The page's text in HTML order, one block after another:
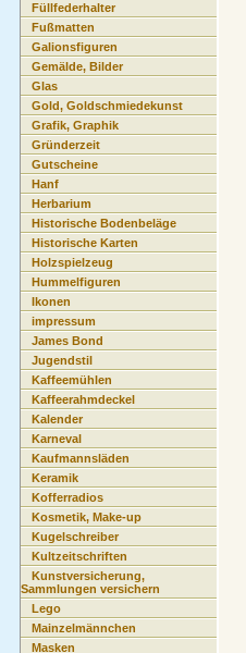
Füllfederhalter
Fußmatten
Galionsfiguren
Gemälde, Bilder
Glas
Gold, Goldschmiedekunst
Grafik, Graphik
Gründerzeit
Gutscheine
Hanf
Herbarium
Historische Bodenbeläge
Historische Karten
Holzspielzeug
Hummelfiguren
Ikonen
impressum
James Bond
Jugendstil
Kaffeemühlen
Kaffeerahmdeckel
Kalender
Karneval
Kaufmannsläden
Keramik
Kofferradios
Kosmetik, Make-up
Kugelschreiber
Kultzeitschriften
Kunstversicherung,
Sammlungen versichern
Lego
Mainzelmännchen
Masken